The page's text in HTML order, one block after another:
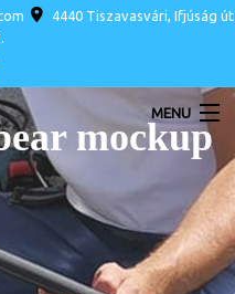
4440 Tiszavasvári, Ifjúság út
MENU
mockup